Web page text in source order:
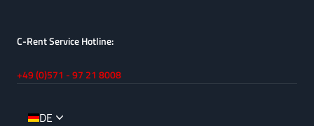
C-Rent Service Hotline:
+49 (0)571 - 97 21 8008
DE